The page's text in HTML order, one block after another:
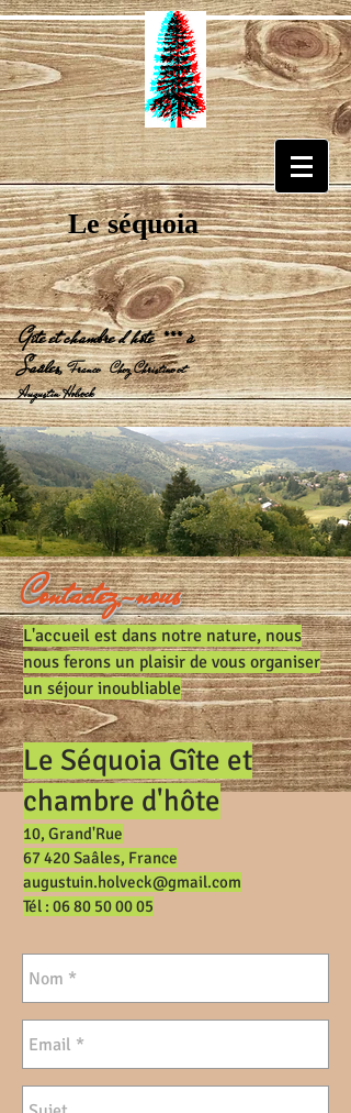
Le séquoia
Gîte et chambre d'hôte *** à
Saâles,France Chez Christine et
Augustin Holveck
Contactez-nous
L'accueil est dans notre nature, nous
nous ferons un plaisir de vous organiser
un séjour inoubliable
Le Séquoia Gîte et
chambre d'hôte
10, Grand'Rue
67 420 Saâles, France
augustuin.holveck@gmail.com
Tél : 06 80 50 00 05